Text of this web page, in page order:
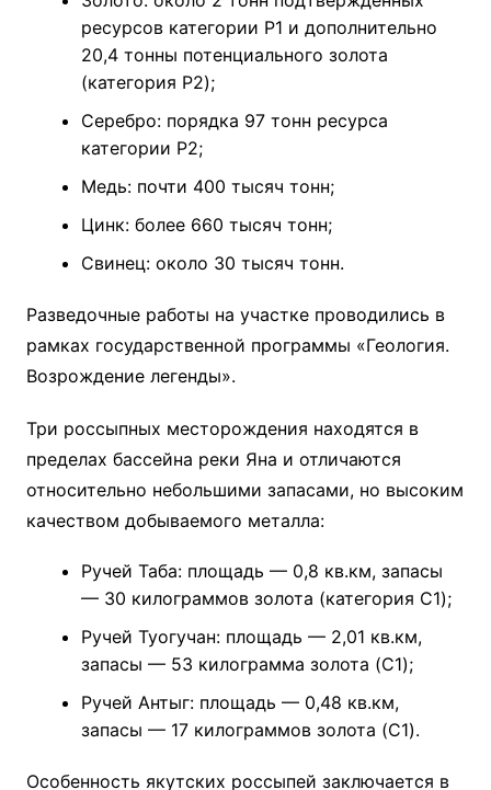
ресурсов категории P1 и дополнительно
20,4 тонны потенциального золота
(категория P2);
Серебро: порядка 97 тонн ресурса
категории P2;
Медь: почти 400 тысяч тонн;
Цинк: более 660 тысяч тонн;
Свинец: около 30 тысяч тонн.
Разведочные работы на участке проводились в
рамках государственной программы «Геология.
Возрождение легенды».
Три россыпных месторождения находятся в
пределах бассейна реки Яна и отличаются
относительно небольшими запасами, но высоким
качеством добываемого металла:
Ручей Таба: площадь — 0,8 кв.км, запасы
— 30 килограммов золота (категория C1);
Ручей Туогучан: площадь — 2,01 кв.км,
запасы — 53 килограмма золота (C1);
Ручей Антыг: площадь — 0,48 кв.км,
запасы — 17 килограммов золота (C1).
Особенность якутских россыпей заключается в